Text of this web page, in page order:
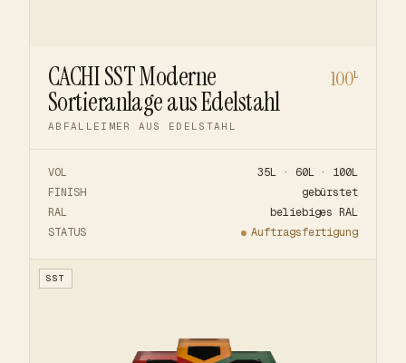
CACHI SST Moderne
Sortieranlage aus Edelstahl
ABFALLEIMER AUS EDELSTAHL
100L
VOL
35L · 60L · 100L
FINISH
gebürstet
RAL
beliebiges RAL
STATUS
Auftragsfertigung
SST